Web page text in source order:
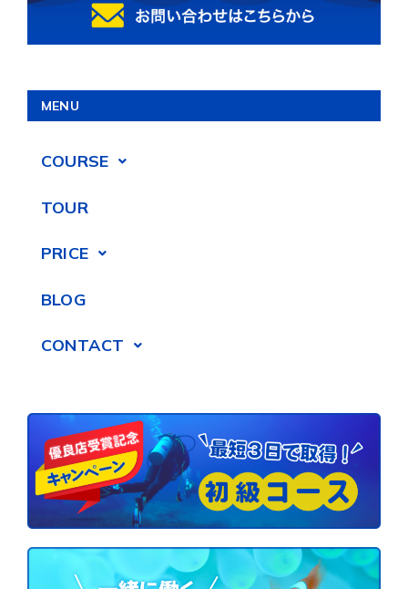
MENU
COURSE
TOUR
PRICE
BLOG
CONTACT